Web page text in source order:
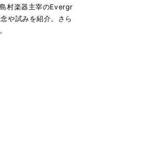
村楽器主宰のEvergr
や試みを紹介。さら